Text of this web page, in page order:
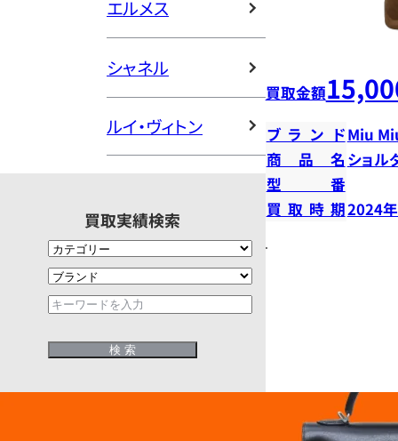
エルメス
シャネル
ルイ・ヴィトン
買取実績検索
買取金額
ブランドMiu
商品名 ショル
型番
買取時期2024